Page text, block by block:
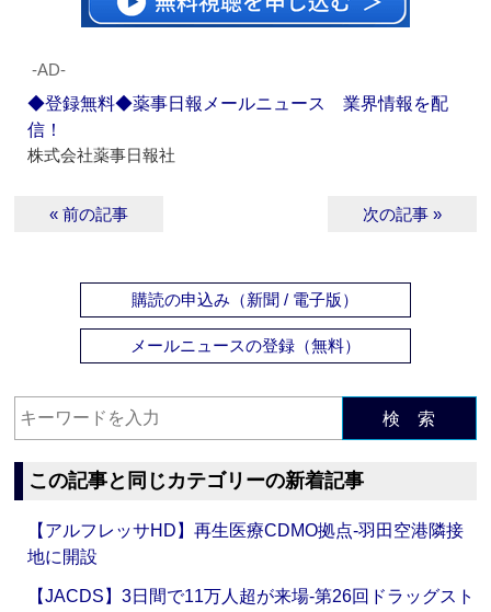
‐AD‐
◆登録無料◆薬事日報メールニュース 業界情報を配
信！
株式会社薬事日報社
« 前の記事 次の記事 »
購読の申込み（新聞 / 電子版）
メールニュースの登録（無料）
検 索
この記事と同じカテゴリーの新着記事
【アルフレッサHD】再生医療CDMO拠点‐羽田空港隣接
地に開設
【JACDS】3日間で11万人超が来場‐第26回ドラッグスト